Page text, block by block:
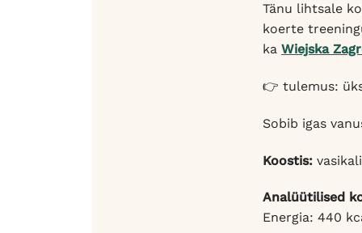
Tänu lihtsale
koerte
kaWiejska
👉 tulemus:
Sobib igas
Koostis:
Analüütilised
Energia: 440